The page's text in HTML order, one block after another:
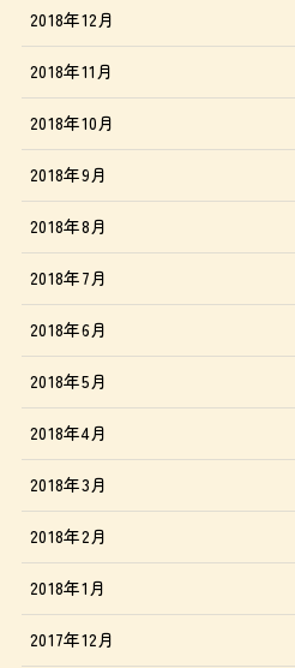
2018年12月
2018年11月
2018年10月
2018年9月
2018年8月
2018年7月
2018年6月
2018年5月
2018年4月
2018年3月
2018年2月
2018年1月
2017年12月